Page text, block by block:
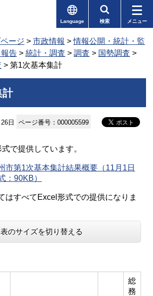
Language 検索 メニュー
ージ > 市政情報 >情報公開・統計・監
告 > 統計・調査 > 調査 > 国勢調査 >
> 第1次基本集計
計
日 ページ番号：000005599
で提供しています。
市第1次基本集計結果概要（11月1日
：90KB）
はすべてExcel形式での提供になりま
表のサイズを切り替える
総
務